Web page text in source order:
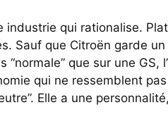
industrie qui rationalise.
Sauf que Citroën garde
“normale” que sur une GS,
qui ne ressemblent
Elle a une